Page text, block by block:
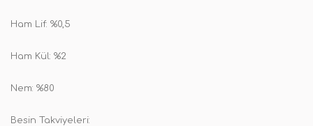
Ham Lif: %0,5
Ham Kül: %2
Nem: %80
Besin Takviyeleri: